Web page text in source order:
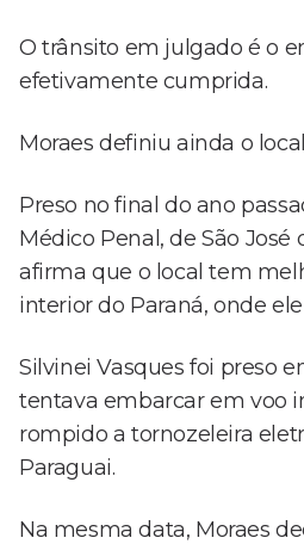
O trânsito em julgado é o
efetivamente cumprida.
Moraes definiu ainda o
Preso no final do ano
Médico Penal, de São
afirma que o local tem
interior do Paraná, onde
Silvinei Vasques foi preso
tentava embarcar em voo
rompido a tornozeleira
Paraguai.
Na mesma data, Moraes